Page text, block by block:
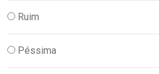
Ruim
Péssima